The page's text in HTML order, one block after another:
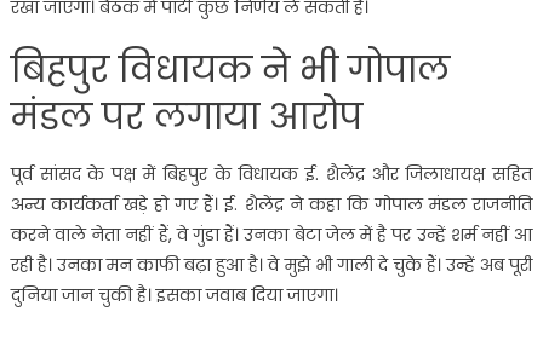
रखा जाएगा। बैठक में पार्टी कुछ निर्णय ले सकती है।
बिहपुर विधायक ने भी गोपाल
मंडल पर लगाया आरोप
पूर्व सांसद के पक्ष में बिहपुर के विधायक ई. शैलेंद्र और जिलाधायक्ष सहित
अन्य कार्यकर्ता खड़े हो गए हैं। ई. शैलेंद्र ने कहा कि गोपाल मंडल राजनीति
करने वाले नेता नहीं हैं, वे गुंडा हैं। उनका बेटा जेल में है पर उन्हें शर्म नहीं आ
रही है। उनका मन काफी बढ़ा हुआ है। वे मुझे भी गाली दे चुके हैं। उन्हें अब पूरी
दुनिया जान चुकी है। इसका जवाब दिया जाएगा।